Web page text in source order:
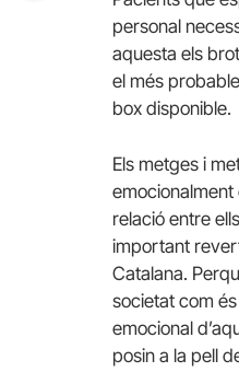
personal
aquesta els
el més
box disponible.
Els metges i
emocionalment
relació entre
important
Catalana.
societat com
emocional
posin a la pell